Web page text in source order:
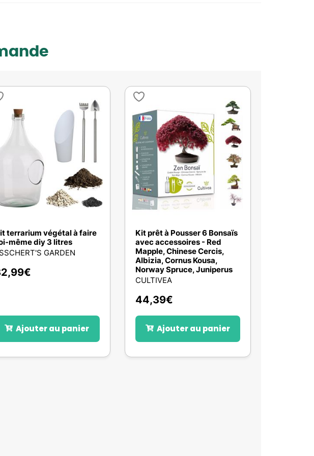
terrarium végétal à faire
même diy 3 litres
GARDEN
€
Ajouter au panier
Kit prêt à Pousser 6 Bonsaïs
avec accessoires - Red
Mapple, Chinese Cercis,
Albizia, Cornus Kousa,
Norway Spruce, Juniperus
CULTIVEA
44,39€
Ajouter au panier